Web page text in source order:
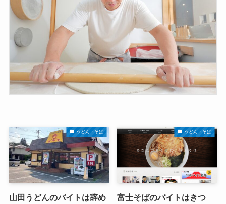
うどん・そば
山田うどんのバイトは辞め
うどん・そば
富士そばのバイトはきつ